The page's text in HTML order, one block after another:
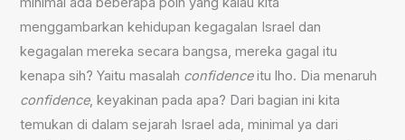
menggambarkan kehidupan kegagalan Israel dan
kegagalan mereka secara bangsa, mereka gagal itu
kenapa sih? Yaitu masalah confidenceitu lho. Dia menaruh
confidence, keyakinan pada apa? Dari bagian ini kita
temukan di dalam sejarah Israel ada, minimal ya dari